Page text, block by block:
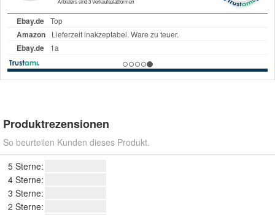
Produktrezensionen
So beurteilen Kunden dieses Produkt.
5 Sterne:
4 Sterne:
3 Sterne:
2 Sterne: